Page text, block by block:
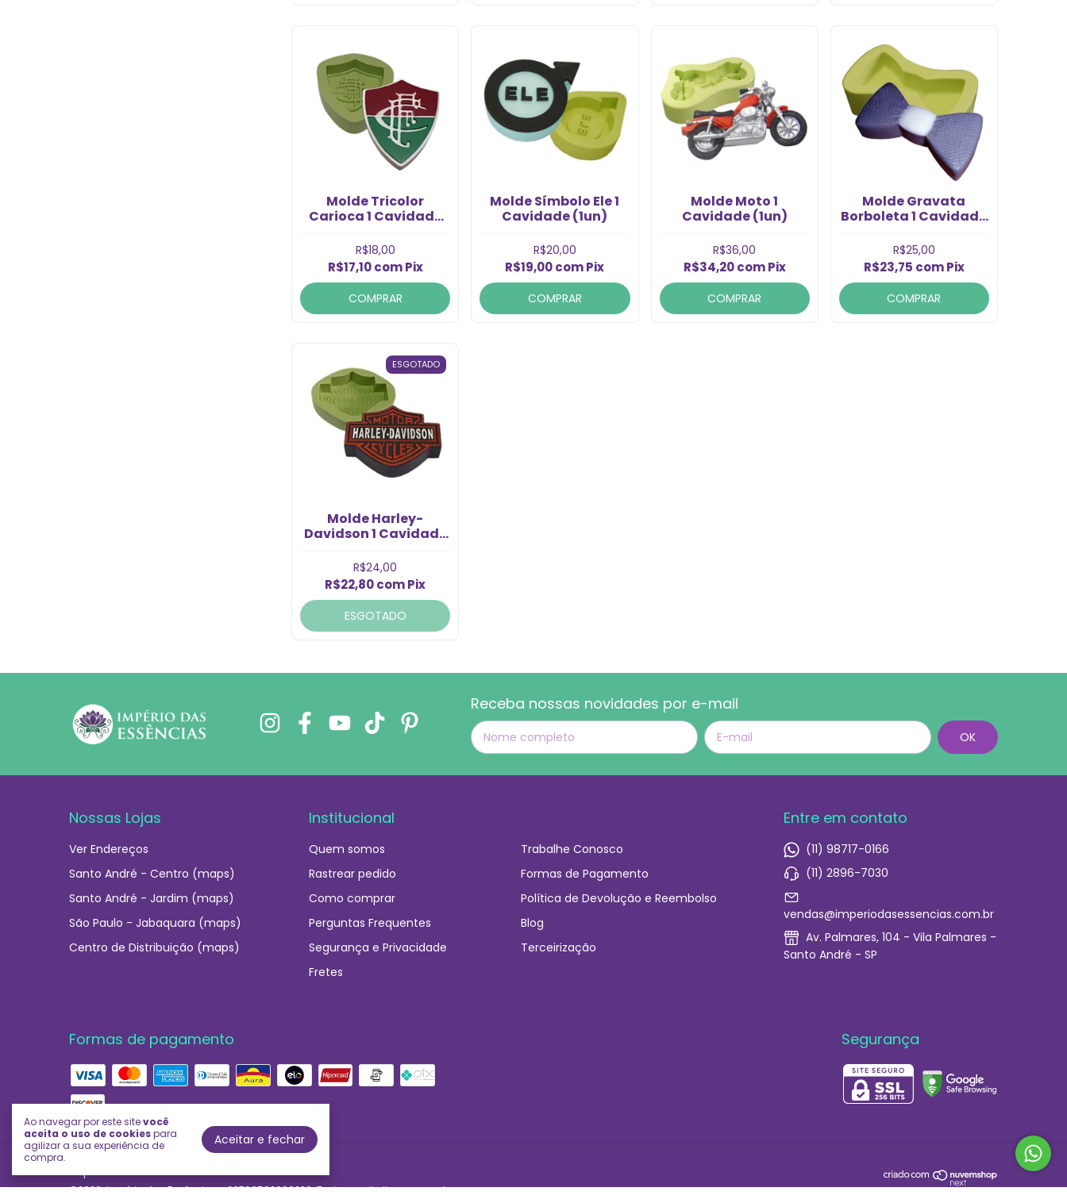
Ao navegar por este sitevocê
aceita o uso de cookiespara
agilizar a sua experiência de
compra.
Aceitar e fechar
Molde Tricolor
Carioca 1 Cavidade
R$18,00
R$17,10com Pix
COMPRAR
Molde Símbolo Ele 1
Cavidade (1un)
R$20,00
R$19,00comPix
COMPRAR
Molde Moto 1
Cavidade (1un)
R$36,00
R$34,20com Pix
COMPRAR
Molde Gravata
Borboleta 1 Cavidade
R$25,00
R$23,75 comPix
COMPRAR
ESGOTADO
Molde Harley-
Davidson 1 Cavidade
R$24,00
R$22,80comPix
ESGOTADO
Receba nossas novidades por e-mail
Nossas Lojas
Ver Endereços
Santo André - Centro (maps)
Santo André - Jardim (maps)
São Paulo - Jabaquara (maps)
Centro de Distribuição (maps)
Institucional
Quem somos
Rastrear pedido
Como comprar
Perguntas Frequentes
Segurança e Privacidade
Fretes
Trabalhe Conosco
Formas de Pagamento
Política de Devolução e Reembolso
Blog
Terceirização
Entre em contato
(11) 98717-0166
(11) 2896-7030
vendas@imperiodasessencias.com.br
Av. Palmares, 104 - Vila Palmares -
Santo André - SP
Formas de pagamento Segurança
©2026. Império das Essências - 03706592000230. Todos os direitos reservados.